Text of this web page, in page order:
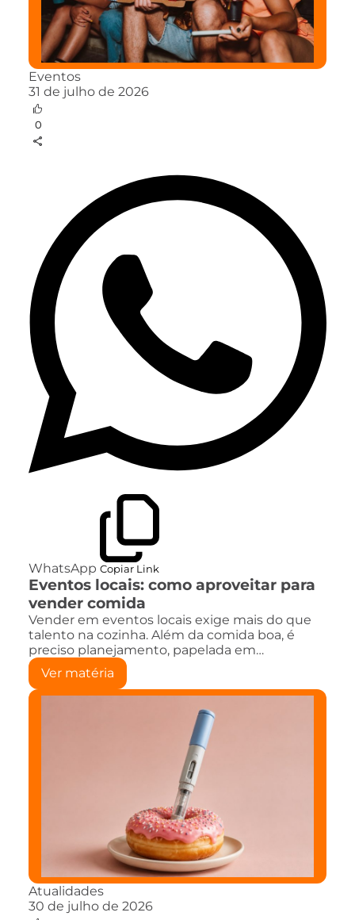
Eventos
31 de julho de 2026
0
WhatsApp Copiar Link
Eventos locais: como aproveitar para
vender comida
Vender em eventos locais exige mais do que
talento na cozinha. Além da comida boa, é
preciso planejamento, papelada em…
Ver matéria
Atualidades
30 de julho de 2026